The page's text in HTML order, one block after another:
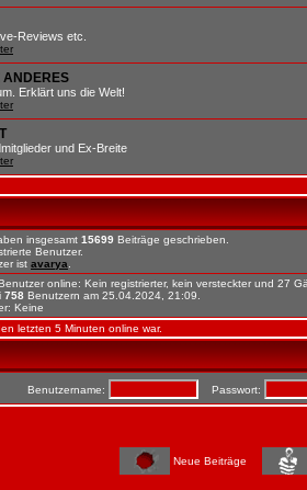
Reviews etc.
ANDERES
Erklärt uns die Welt!
und Ex-Breite
insgesamt 15699 Beiträge geschrieben.
Benutzer.
ist avarya
online: Kein registrierter, kein versteckter und 27
758 Benutzern am 25.04.2024, 21:09.
Keine
letzten 5 Minuten online war.
Benutzername: Passwort:
Neue Beiträge